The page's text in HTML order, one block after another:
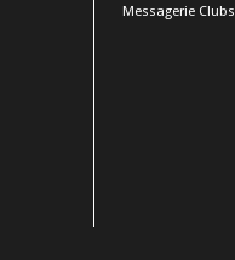
Messagerie Clubs